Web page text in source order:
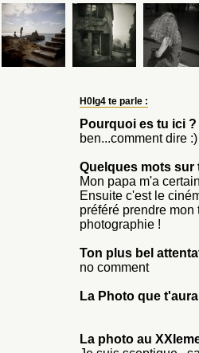
H0lg4 te parle :
Pourquoi es tu ici ?
ben...comment dire :)
Quelques mots sur
Mon papa m'a
Ensuite c'est le
préféré prendre
photographie !
Ton plus bel
no comment
La Photo que
La photo au